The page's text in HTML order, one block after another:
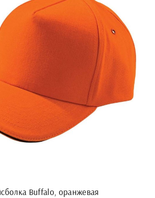
Buffalo, оранжевая